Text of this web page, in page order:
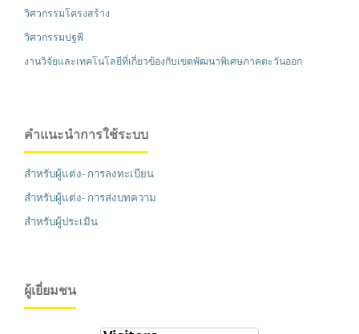
วิศวกรรมโครงสร้าง
วิศวกรรมปฐพี
งานวิจัยและเทคโนโลยีที่เกี่ยวข้องกับเขตพัฒนาพิเศษภาคตะวันออก
คำแนะนำการใช้ระบบ
สำหรับผู้แต่ง- การลงทะเบียน
สำหรับผู้แต่ง- การส่งบทความ
สำหรับผู้ประเมิน
ผู้เยี่ยมชน